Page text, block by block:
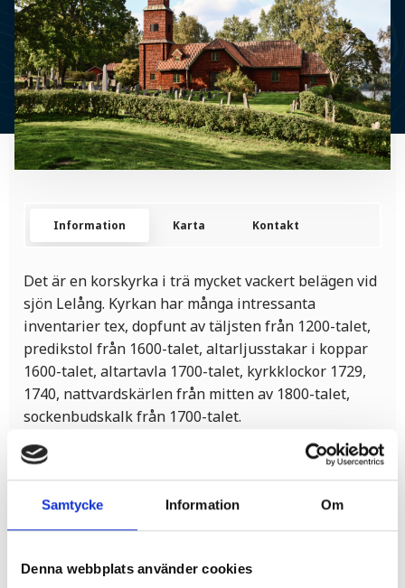
Samtycke Information Om
Denna webbplats använder cookies
Information Karta Kontakt
Det är en korskyrka i trä mycket vackert belägen vid
sjön Lelång. Kyrkan har många intressanta
inventarier tex, dopfunt av täljsten från 1200-talet,
predikstol från 1600-talet, altarljusstakar i koppar
1600-talet, altartavla 1700-talet, kyrkklockor 1729,
1740, nattvardskärlen från mitten av 1800-talet,
sockenbudskalk från 1700-talet.
Upptäck mer av vår kommun:
Rundturer i Årjängs
kommun